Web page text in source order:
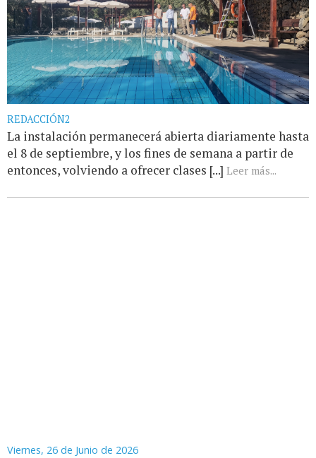
REDACCIÓN2
La instalación permanecerá abierta diariamente hasta
el 8 de septiembre, y los fines de semana a partir de
entonces, volviendo a ofrecer clases [...] Leer más...
Viernes, 26 de Junio de 2026